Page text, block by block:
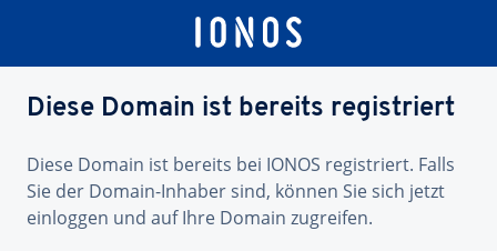
Diese Domain ist bereits registriert
Diese Domain ist bereits bei IONOS registriert. Falls
Sie der Domain-Inhaber sind, können Sie sich jetzt
einloggen und auf Ihre Domain zugreifen.